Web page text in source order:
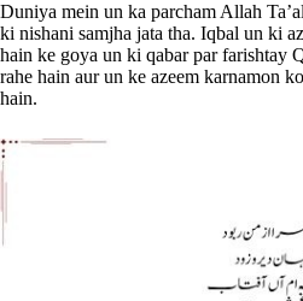
Duniya mein un ka parcham Allah
ki nishani samjha jata tha. Iqbal un ki
hain ke goya un ki qabar par farishtay
rahe hain aur un ke azeem karnamon
hain.